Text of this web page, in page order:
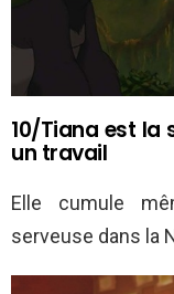
10/Tiana est la
un travail
Elle cumule
serveuse dans la